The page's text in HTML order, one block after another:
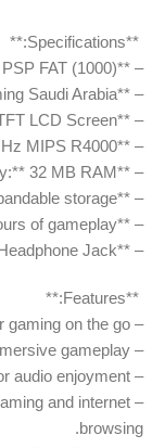
️ **Specifications:**
– **Model:** PSP FAT (1000)
– **Renewed and Serviced by:** Retro Gaming Saudi Arabia
– **Display:** 4.3-inch TFT LCD Screen
– **Processor:** 333 MHz MIPS R4000
– **Memory:** 32 MB RAM
– **Storage:** Memory Stick Duo slot for expandable storage
– **Battery Life:** Up to 6 hours of gameplay
– **Connectivity:** Wi-Fi (802.11b), USB 2.0, Headphone Jack
️ **Features:**
– Portable design for gaming on the go.
– Stunning 4.3-inch LCD screen for immersive gameplay.
– Built-in speakers and headphone jack for audio enjoyment.
and internet
browsing.